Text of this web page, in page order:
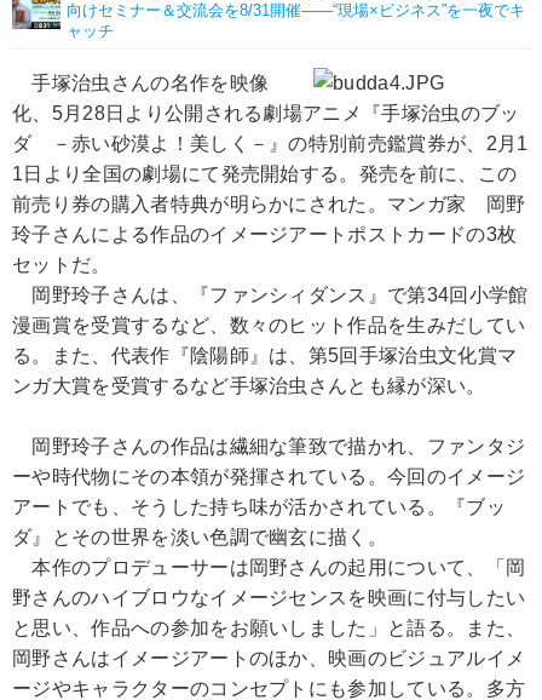
向けセミナー＆交流会を8/31開催――“現場×ビジネス”を一夜でキ
ャッチ
手塚治虫さんの名作を映像
化、5月28日より公開される劇場アニメ『手塚治虫のブッ
ダ －赤い砂漠よ！美しく－』の特別前売鑑賞券が、2月1
1日より全国の劇場にて発売開始する。発売を前に、この
前売り券の購入者特典が明らかにされた。マンガ家 岡野
玲子さんによる作品のイメージアートポストカードの3枚
セットだ。
岡野玲子さんは、『ファンシィダンス』で第34回小学館
漫画賞を受賞するなど、数々のヒット作品を生みだしてい
る。また、代表作『陰陽師』は、第5回手塚治虫文化賞マ
ンガ大賞を受賞するなど手塚治虫さんとも縁が深い。
岡野玲子さんの作品は繊細な筆致で描かれ、ファンタジ
ーや時代物にその本領が発揮されている。今回のイメージ
アートでも、そうした持ち味が活かされている。『ブッ
ダ』とその世界を淡い色調で幽玄に描く。
本作のプロデューサーは岡野さんの起用について、「岡
野さんのハイブロウなイメージセンスを映画に付与したい
と思い、作品への参加をお願いしました」と語る。また、
岡野さんはイメージアートのほか、映画のビジュアルイメ
ージやキャラクターのコンセプトにも参加している。多方